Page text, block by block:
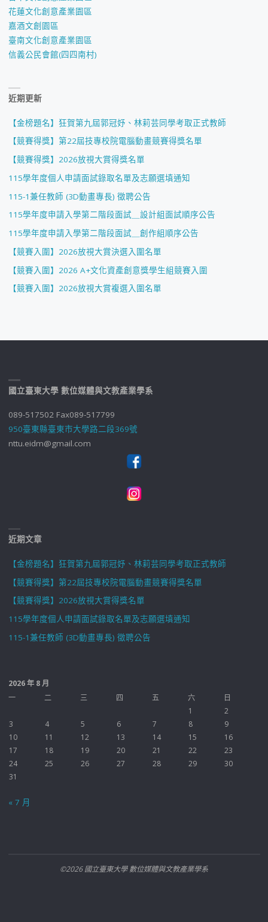
花蓮文化創意產業園區
嘉酒文創園區
臺南文化創意產業園區
信義公民會館(四四南村)
近期更新
【金榜題名】狂賀第九屆郭冠妤、林莉芸同學考取正式教師
【競賽得獎】第22屆技專校院電腦動畫競賽得獎名單
【競賽得獎】2026放視大賞得獎名單
115學年度個人申請面試錄取名單及志願選填通知
115-1兼任教師 (3D動畫專長) 徵聘公告
115學年度申請入學第二階段面試＿設計組面試順序公告
115學年度申請入學第二階段面試＿創作組順序公告
【競賽入圍】2026放視大賞決選入圍名單
【競賽入圍】2026 A+文化資產創意獎學生組競賽入圍
【競賽入圍】2026放視大賞複選入圍名單
國立臺東大學 數位媒體與文教產業學系
089-517502 Fax089-517799
950臺東縣臺東市大學路二段369號
nttu.eidm@gmail.com
近期文章
【金榜題名】狂賀第九屆郭冠妤、林莉芸同學考取正式教師
【競賽得獎】第22屆技專校院電腦動畫競賽得獎名單
【競賽得獎】2026放視大賞得獎名單
115學年度個人申請面試錄取名單及志願選填通知
115-1兼任教師 (3D動畫專長) 徵聘公告
2026 年 8 月
一
二 三 四 五 六
日
1
2
3
4 5 6 7 8
9
10
11 12 13 14 15
16
17
18 19 20 21 22
23
24
25 26 27 28 29
30
31
« 7 月
©2026 國立臺東大學 數位媒體與文教產業學系